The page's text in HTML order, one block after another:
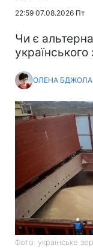
22:59 07.08.2026 Пт
Чи є
ОЛЕНА БДЖОЛА
Фото: українське